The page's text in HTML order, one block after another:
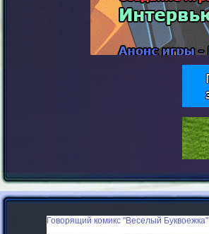
Говорящий комикс "Веселый Буквоежка"